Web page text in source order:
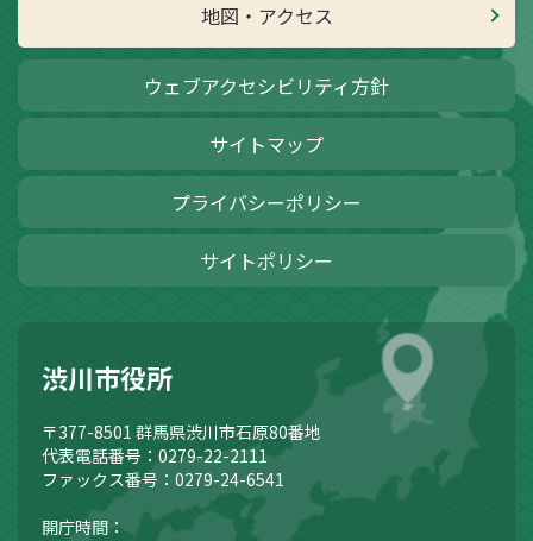
地図・アクセス
ウェブアクセシビリティ方針
サイトマップ
プライバシーポリシー
サイトポリシー
渋川市役所
〒377-8501 群馬県渋川市石原80番地
代表電話番号：0279-22-2111
ファックス番号：0279-24-6541
開庁時間：